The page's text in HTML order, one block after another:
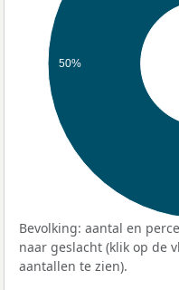
50%
Bevolking: aantal en
naar geslacht (klik op de
aantallen te zien).